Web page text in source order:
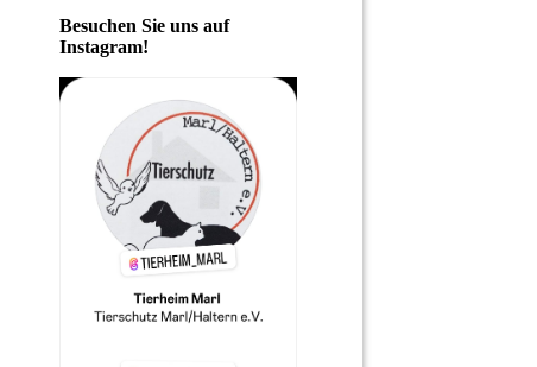
Besuchen Sie uns auf
Instagram!